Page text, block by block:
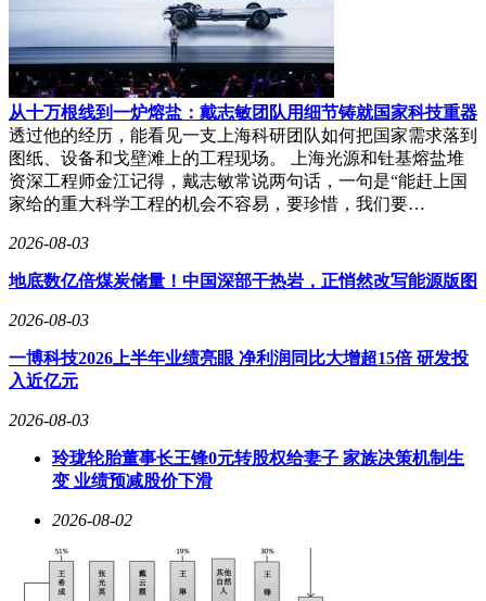
从十万根线到一炉熔盐：戴志敏团队用细节铸就国家科技重器
透过他的经历，能看见一支上海科研团队如何把国家需求落到
图纸、设备和戈壁滩上的工程现场。 上海光源和钍基熔盐堆
资深工程师金江记得，戴志敏常说两句话，一句是“能赶上国
家给的重大科学工程的机会不容易，要珍惜，我们要…
2026-08-03
地底数亿倍煤炭储量！中国深部干热岩，正悄然改写能源版图
2026-08-03
一博科技2026上半年业绩亮眼 净利润同比大增超15倍 研发投
入近亿元
2026-08-03
玲珑轮胎董事长王锋0元转股权给妻子 家族决策机制生
变 业绩预减股价下滑
2026-08-02